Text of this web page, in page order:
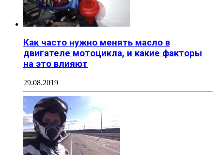
Как часто нужно менять масло в
двигателе мотоцикла, и какие факторы
на это влияют
29.08.2019